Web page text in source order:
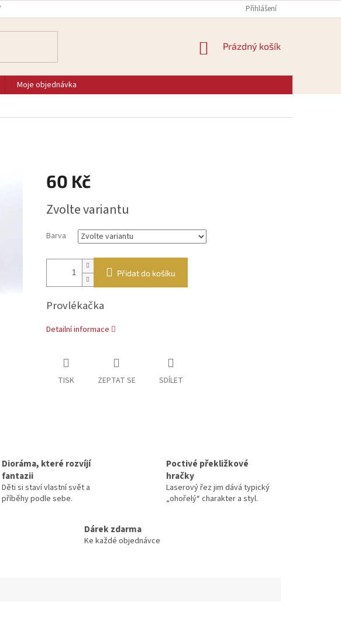
Přihlášení
NÁKUPNÍ
Prázdný košík
Moje objednávka
60 Kč
cena:
Zvolte variantu
Barva
Přidat do košíku
Provlékačka
Detailní informace
TISK ZEPTAT SE SDÍLET
Dioráma, které rozvíjí
fantazii
Děti si staví vlastní svět a
příběhy podle sebe.
Poctivé překližkové
hračky
Laserový řez jim dává typický
„ohořelý“ charakter a styl.
Dárek zdarma
Ke každé objednávce